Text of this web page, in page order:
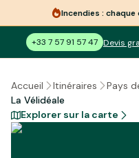
Incendies :
+33 7 57 91 57 47 Devis
Accueil Itinéraires Pays
La Vélidéale
Explorer sur la carte